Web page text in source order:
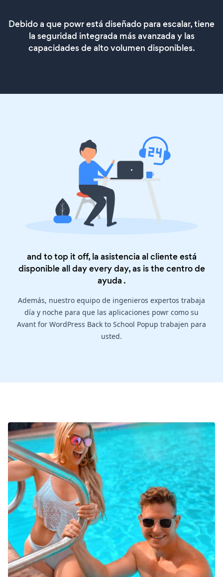
Debido a que powr está diseñado para escalar, tiene
la seguridad integrada más avanzada y las
capacidades de alto volumen disponibles.
and to top it off, la asistencia al cliente está
disponible all day every day, as is thecentro de
ayuda .
Además, nuestro equipo de ingenieros expertos trabaja
día y noche para que las aplicaciones powr como su
Avant for WordPress Back to School Popup trabajen para
usted.